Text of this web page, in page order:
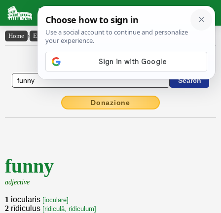
Latin Dictionary
Home › English-Latin › funny
English to Latin Dictionary
Donazione
funny
adjective
1 ioculāris [ioculare]
2 rīdiculus [ridiculă, ridiculum]